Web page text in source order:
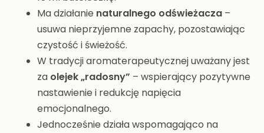
Ma działanie naturalnego odświeżacza –
usuwa nieprzyjemne zapachy, pozostawiając
czystość i świeżość.
W tradycji aromaterapeutycznej uważany jest
za olejek „radosny” – wspierający pozytywne
nastawienie i redukcję napięcia
emocjonalnego.
Jednocześnie działa wspomagająco na